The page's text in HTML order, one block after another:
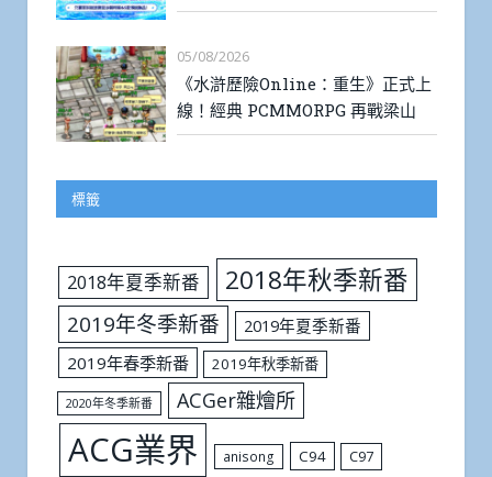
05/08/2026
《水滸歷險Online：重生》正式上
線！經典 PCMMORPG 再戰梁山
標籤
2018年夏季新番 2018年秋季新番
2019年冬季新番
2019年夏季新番
2019年春季新番
2019年秋季新番
2020年冬季新番 ACGer雜燴所
ACG業界 anisong C94 C97